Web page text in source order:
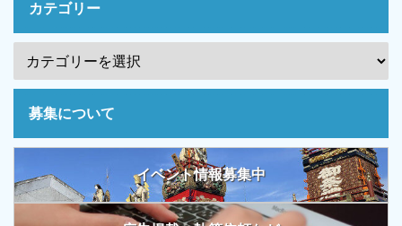
カテゴリー
募集について
イベント情報募集中